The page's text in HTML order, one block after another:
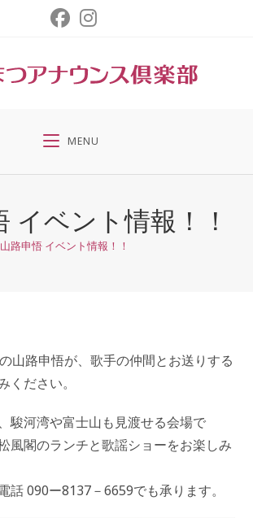
MENU
イベント情報！！
山路申悟 イベント情報！！
山路申悟が、歌手の仲間とお送りする
ください。
駿河湾や富士山も見渡せる会場で
風閣のランチと歌謡ショーをお楽しみ
話 090ー8137－6659でも承ります。